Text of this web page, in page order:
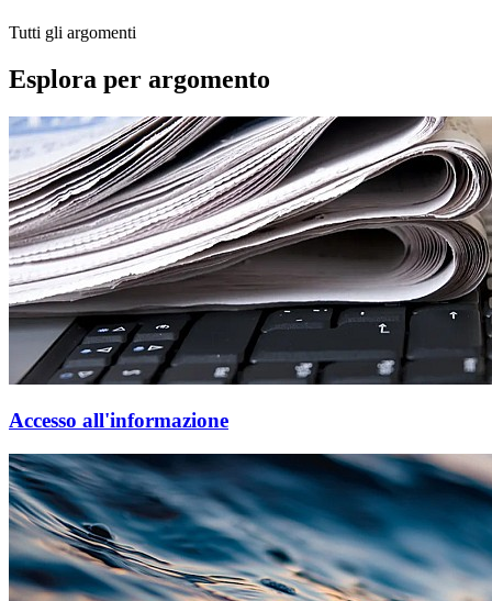
Tutti gli argomenti
Esplora per argomento
Accesso all'informazione